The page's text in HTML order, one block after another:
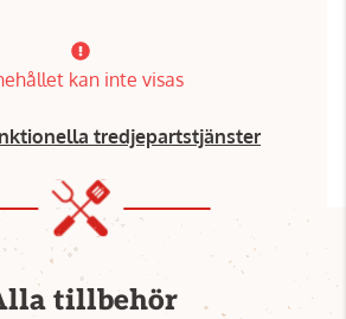
kan inte visas
tredjepartstjänster
tillbehör